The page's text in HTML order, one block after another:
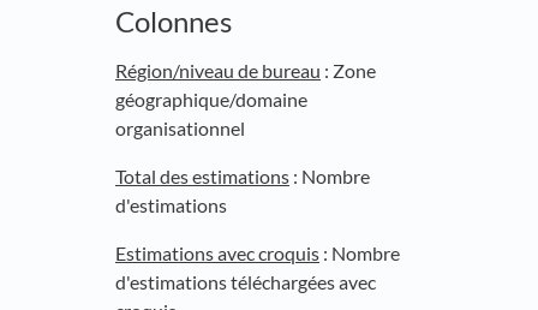
Colonnes
Région/niveau de bureau : Zone
géographique/domaine
organisationnel
Total des estimations : Nombre
d'estimations
Estimations avec croquis : Nombre
d'estimations téléchargées avec